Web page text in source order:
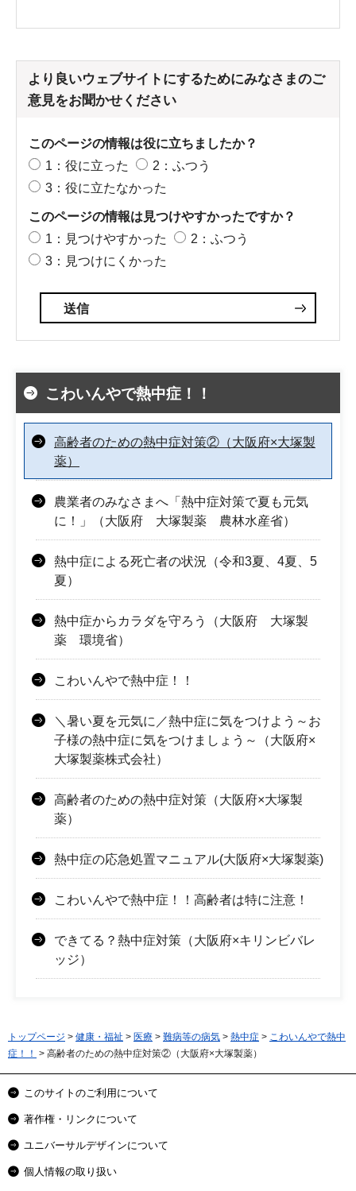
より良いウェブサイトにするためにみなさまのご
意見をお聞かせください
このページの情報は役に立ちましたか？
1：役に立った
2：ふつう
3：役に立たなかった
このページの情報は見つけやすかったですか？
1：見つけやすかった
2：ふつう
3：見つけにくかった
こわいんやで熱中症！！
高齢者のための熱中症対策②（大阪府×大塚製
薬）
農業者のみなさまへ「熱中症対策で夏も元気
に！」（大阪府 大塚製薬 農林水産省）
熱中症による死亡者の状況（令和3夏、4夏、5
夏）
熱中症からカラダを守ろう（大阪府 大塚製
薬 環境省）
こわいんやで熱中症！！
＼暑い夏を元気に／熱中症に気をつけよう～お
子様の熱中症に気をつけましょう～（大阪府×
大塚製薬株式会社）
高齢者のための熱中症対策（大阪府×大塚製
薬）
熱中症の応急処置マニュアル(大阪府×大塚製薬)
こわいんやで熱中症！！高齢者は特に注意！
できてる？熱中症対策（大阪府×キリンビバレ
ッジ）
トップページ > 健康・福祉 > 医療 > 難病等の病気 > 熱中症 > こわいんやで熱中
症！！ > 高齢者のための熱中症対策②（大阪府×大塚製薬）
このサイトのご利用について
著作権・リンクについて
ユニバーサルデザインについて
個人情報の取り扱い